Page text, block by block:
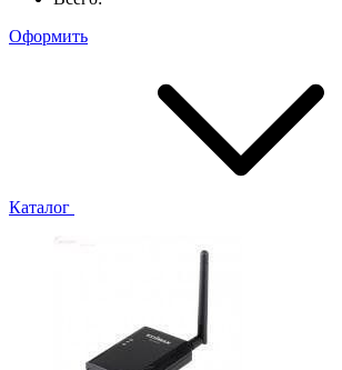
Оформить
Каталог